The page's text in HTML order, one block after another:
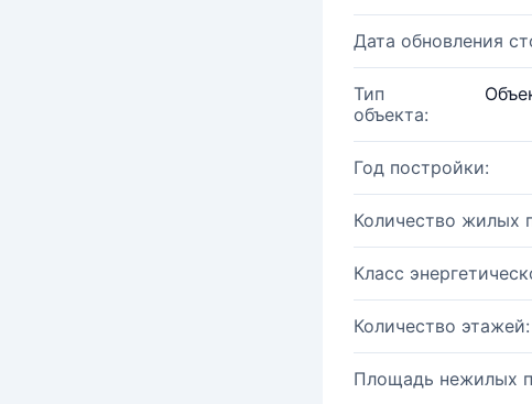
Дата обновления
Тип
объекта:
Год постройки:
Количество жилых
Класс
Количество этажей:
Площадь нежилых